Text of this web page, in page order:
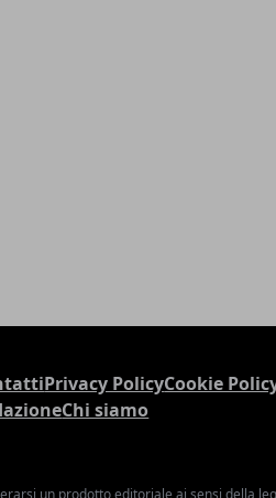
Privacy PolicyCookie
Chi siamo